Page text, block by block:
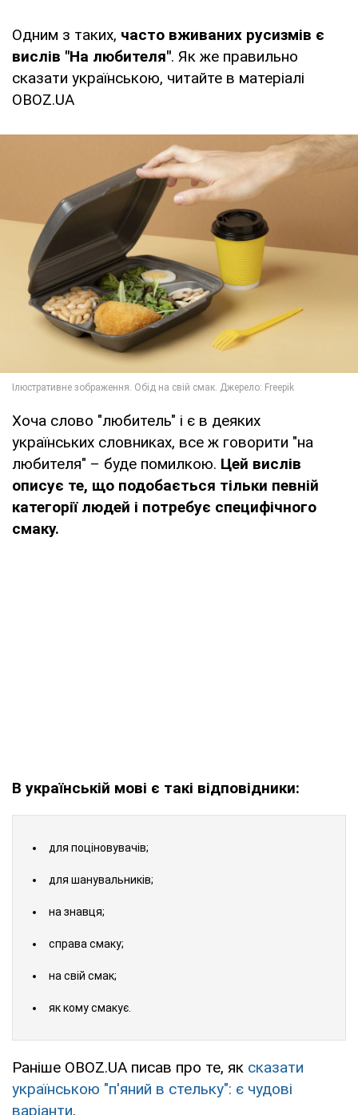
Одним з таких, часто вживаних русизмів є
вислів "На любителя". Як же правильно
сказати українською, читайте в матеріалі
OBOZ.UA
Хоча слово "любитель" і є в деяких
українських словниках, все ж говорити "на
любителя" – буде помилкою. Цей вислів
описує те, що подобається тільки певній
категорії людей і потребує специфічного
смаку.
В українській мові є такі відповідники:
для поціновувачів;
для шанувальників;
на знавця;
справа смаку;
на свій смак;
як кому смакує.
Раніше OBOZ.UA писав про те, як сказати
українською "п'яний в стельку": є чудові
варіанти.